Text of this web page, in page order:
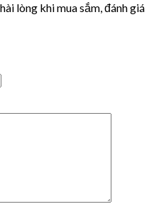
lòng khi mua sắm, đánh giá